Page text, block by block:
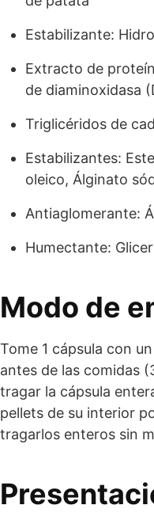
Estabilizante:
Extracto de
de diaminoxidasa
Triglicéridos de
Estabilizantes:
oleico, Álginato
Antiaglomerante:
Humectante:
Modo de
Tome 1 cápsula con
antes de las comidas
tragar la cápsula
pellets de su interior
tragarlos enteros sin